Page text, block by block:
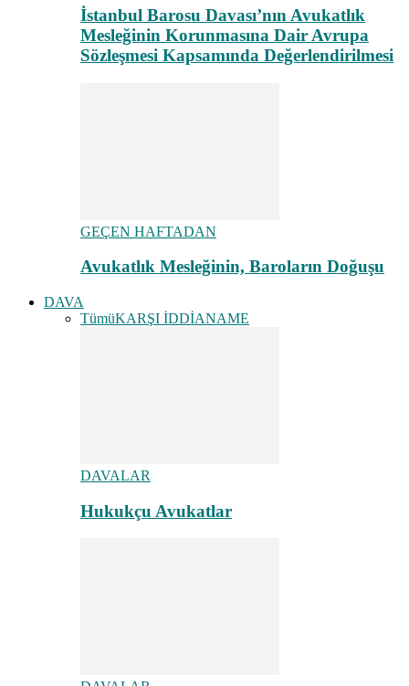
İstanbul Barosu Davası’nın Avukatlık
Mesleğinin Korunmasına Dair Avrupa
Sözleşmesi Kapsamında Değerlendirilmesi
GEÇEN HAFTADAN
Avukatlık Mesleğinin, Baroların Doğuşu
DAVA
TümüKARŞI İDDİANAME
DAVALAR
Hukukçu Avukatlar